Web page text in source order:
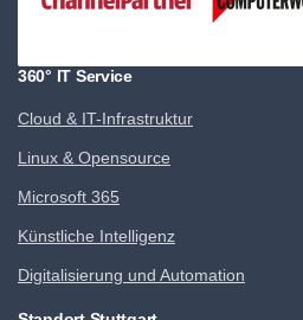
360° IT Service
Cloud & IT-Infrastruktur
Linux & Opensource
Microsoft 365
Künstliche Intelligenz
Digitalisierung und Automation